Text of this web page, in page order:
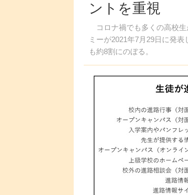
ントを重視
コロナ禍でも多くの高校生
ミーが2021年7月29日に発
も約8割にのぼる。